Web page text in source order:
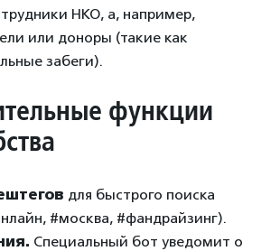
НКО, а, например,
или доноры (такие как
забеги).
функции
для быстрого поиска
#москва, #фандрайзинг).
Специальный бот уведомит о